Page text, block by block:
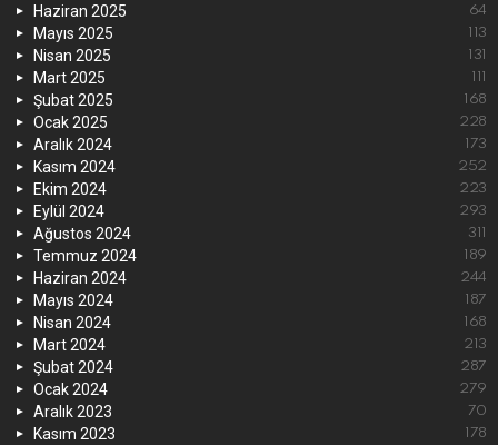
Haziran 2025 64
Mayıs 2025 113
Nisan 2025 131
Mart 2025
Şubat 2025 168
Ocak 2025 228
Aralık 2024 173
Kasım 2024 252
Ekim 2024 223
Eylül 2024 293
Ağustos 2024 311
Temmuz 2024 189
Haziran 2024 244
Mayıs 2024 187
Nisan 2024 168
Mart 2024 213
Şubat 2024 287
Ocak 2024 279
Aralık 2023 70
Kasım 2023 178